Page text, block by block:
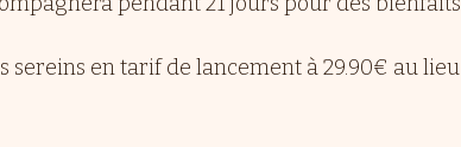
sereins en tarif de lancement à 29.90€ au lieu